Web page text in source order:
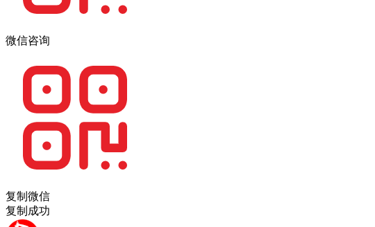
微信咨询
复制微信
复制成功